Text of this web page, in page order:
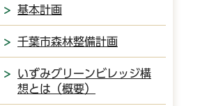
基本計画
千葉市森林整備計画
いずみグリーンビレッジ構
想とは（概要）